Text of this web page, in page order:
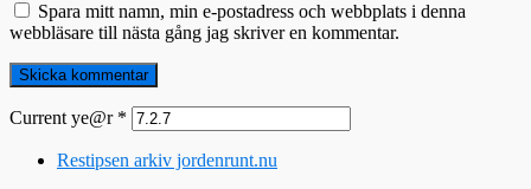
Spara mitt namn, min e-postadress och webbplats i denna
webbläsare till nästa gång jag skriver en kommentar.
Current ye@r *
Restipsen arkiv jordenrunt.nu